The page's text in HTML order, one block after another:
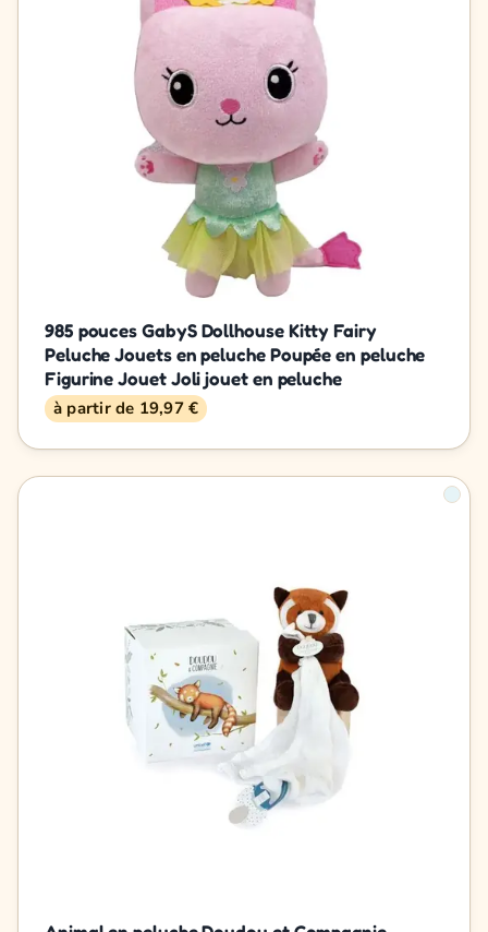
985 pouces GabyS Dollhouse Kitty Fairy
Peluche Jouets en peluche Poupée en peluche
Figurine Jouet Joli jouet en peluche
à partir de 19,97 €